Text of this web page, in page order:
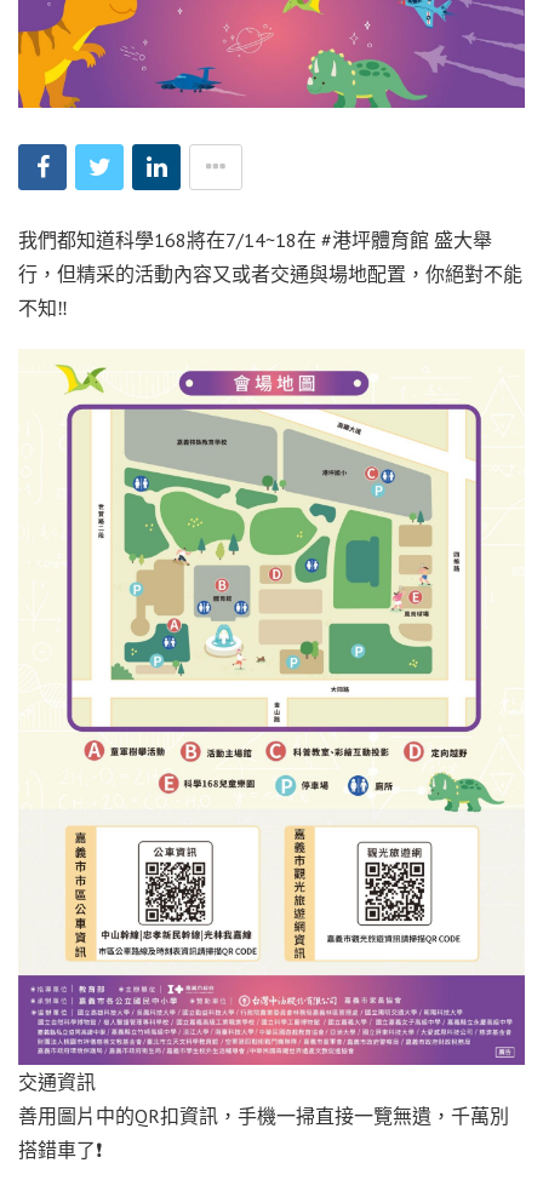
我們都知道科學168將在7/14~18在 #港坪體育館 盛大舉
行，但精采的活動內容又或者交通與場地配置，你絕對不能
不知‼
交通資訊
善用圖片中的QR扣資訊，手機一掃直接一覽無遺，千萬別
搭錯車了❗️